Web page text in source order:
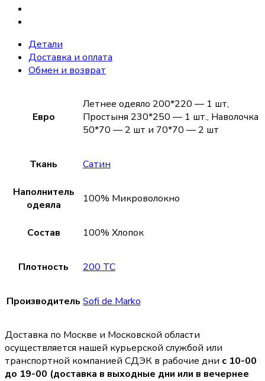
Детали
Доставка и оплата
Обмен и возврат
Евро
Летнее одеяло 200*220 — 1 шт,
Простыня 230*250 — 1 шт., Наволочка
50*70 — 2 шт и 70*70 — 2 шт
Ткань Сатин
Наполнитель
одеяла
100% Микроволокно
Состав 100% Хлопок
Плотность 200 TC
Производитель Sofi de Marko
Доставка по Москве и Московской области
осуществляется нашей курьерской службой или
транспортной компанией СДЭК в рабочие дни с 10-00
до 19-00 (доставка в выходные дни или в вечернее